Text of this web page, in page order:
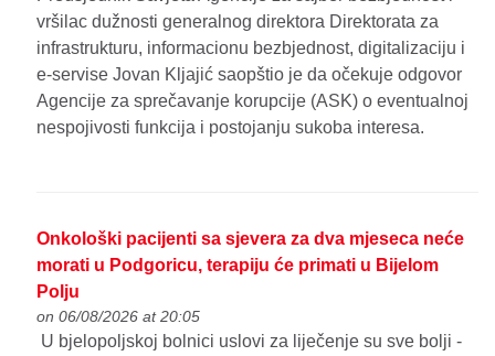
vršilac dužnosti generalnog direktora Direktorata za
infrastrukturu, informacionu bezbjednost, digitalizaciju i
e-servise Jovan Kljajić saopštio je da očekuje odgovor
Agencije za sprečavanje korupcije (ASK) o eventualnoj
nespojivosti funkcija i postojanju sukoba interesa.
Onkološki pacijenti sa sjevera za dva mjeseca neće
morati u Podgoricu, terapiju će primati u Bijelom
Polju
on 06/08/2026 at 20:05
U bjelopoljskoj bolnici uslovi za liječenje su sve bolji -